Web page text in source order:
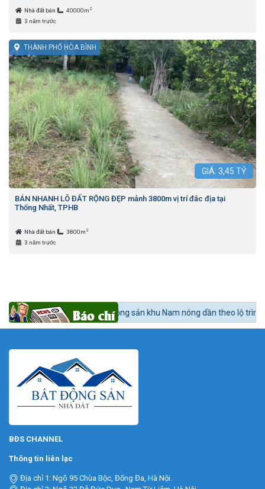
Nhà đất bán 40000m 2
3 năm trước
THÀNH PHỐ HÒA BÌNH
GIÁ: 3,45 TỶ
BÁN NHANH LÔ ĐẤT RỘNG ĐẸP mảnh 3800m vị trí đắc địa tại
Thống Nhất, TPHB
Nhà đất bán 3800m 2
3 năm trước
24h BĐS:Bất động sản khu Nam nóng dần theo lộ trình lên quận Nhà
BĐS CHANNEL
Thông tin liên lạc
Địa chỉ 1: Ngõ 95 Chùa Bộc, Đống Đa, Hà Nội.